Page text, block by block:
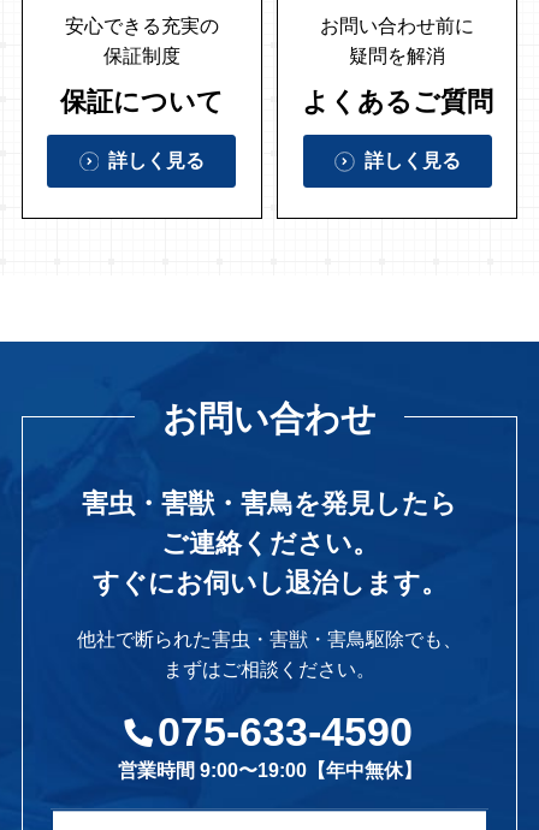
安心できる充実の
保証制度
保証について
詳しく見る
お問い合わせ前に
疑問を解消
よくあるご質問
詳しく見る
お問い合わせ
害虫・害獣・害鳥を発見したら
ご連絡ください。
すぐにお伺いし退治します。
他社で断られた害虫・害獣・害鳥駆除でも、
まずはご相談ください。
075-633-4590
営業時間 9:00〜19:00【年中無休】